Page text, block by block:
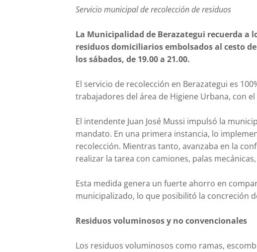
Servicio municipal de recolección de residuos
La Municipalidad de Berazategui recuerda a
residuos domiciliarios embolsados al cesto
los sábados, de 19.00 a 21.00.
El servicio de recolección en Berazategui es
trabajadores del área de Higiene Urbana, con
El intendente Juan José Mussi impulsó la
mandato. En una primera instancia, lo
recolección. Mientras tanto, avanzaba en la
realizar la tarea con camiones, palas
Esta medida genera un fuerte ahorro en
municipalizado, lo que posibilitó la concreción
Residuos voluminosos y no convencionales
Los residuos voluminosos como ramas,